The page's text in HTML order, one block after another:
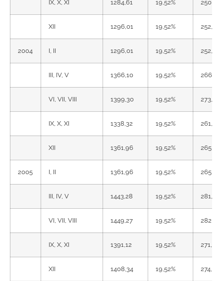
IX, X, XI 1284,61 19,52% 250,76
XII 1296,01 19,52% 252,98
2004 I, II 1296,01 19,52% 252,98
III, IV, V 1366,10 19,52% 266,66
VI, VII, VIII 1399,30 19,52% 273,14
IX, X, XI 1338,32 19,52% 261,24
XII 1361,96 19,52% 265,85
2005 I, II 1361,96 19,52% 265,85
III, IV, V 1443,28 19,52% 281,73
VI, VII, VIII 1449,27 19,52% 282,90
IX, X, XI 1391,12 19,52% 271,55
XII 1408,34 19,52% 274,91